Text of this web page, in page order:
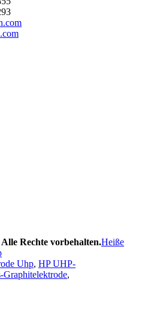
Rechte vorbehalten.Heiße
Uhp, HP UHP-
Graphitelektrode,